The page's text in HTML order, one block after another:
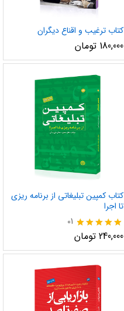
کتاب ترغیب و اقناع دیگران
180,000 تومان
کتاب کمپین تبلیغاتی از برنامه ریزی
تا اجرا
نمره
5.00
از 5
01
240,000 تومان